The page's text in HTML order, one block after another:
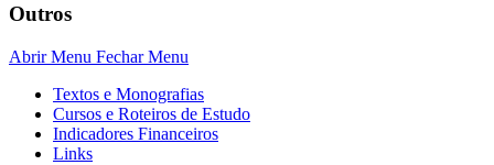
Outros
Abrir Menu Fechar Menu
Textos e Monografias
Cursos e Roteiros de Estudo
Indicadores Financeiros
Links